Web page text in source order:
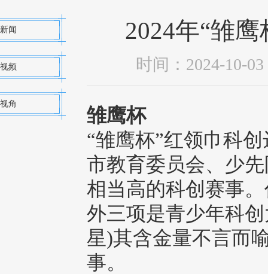
闻
频
角
2024年“雏
时间：2024-
雏鹰杯
“雏鹰杯”红领巾科
市教育委员会、少
相当高的科创赛事
外三项是青少年科
星)其含金量不言而
事。